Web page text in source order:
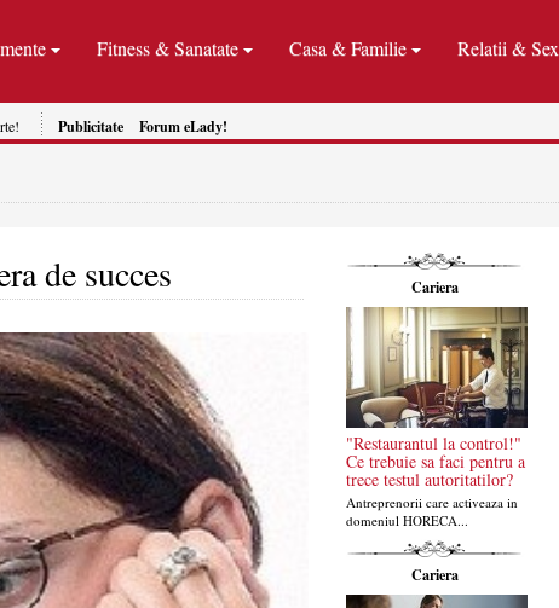
Fitness & Sanatate Casa & Familie Relatii & Sex
Publicitate Forum eLady!
de succes Cariera
"Restaurantul la control!"
Ce trebuie sa faci pentru a
trece testul autoritatilor?
Antreprenorii care activeaza in
domeniul HORECA...
Cariera